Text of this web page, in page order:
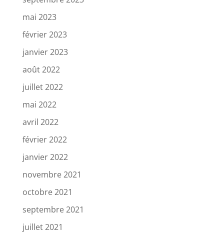
mai 2023
février 2023
janvier 2023
août 2022
juillet 2022
mai 2022
avril 2022
février 2022
janvier 2022
novembre 2021
octobre 2021
septembre 2021
juillet 2021